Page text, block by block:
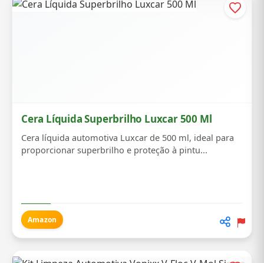
Cera Líquida Superbrilho Luxcar 500 Ml
Cera líquida automotiva Luxcar de 500 ml, ideal para
proporcionar superbrilho e proteção à pintu...
Amazon